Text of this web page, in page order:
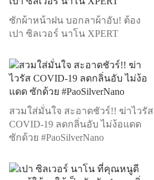
ซักผ้าหน้าฝน บอกลาผ้าอับ! ต้อง
เปา ซิลเวอร์ นาโน XPERT
สวมใส่มั่นใจ สะอาดชัวร์!! ฆ่าไวรัส
COVID-19 ลดกลิ่นอับ ไม่ง้อแดด
ซักด้วย #PaoSilverNano